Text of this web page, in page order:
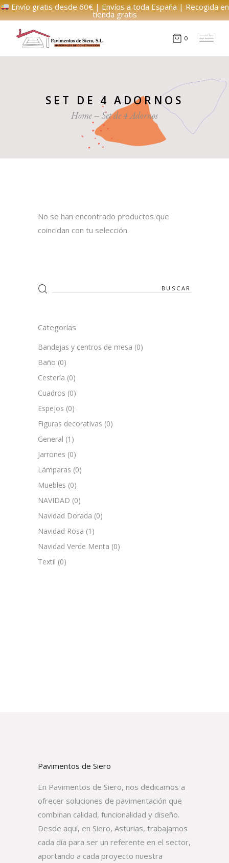
Envío gratis desde 60€ | Envíos a toda España | Recogida en
tienda gratis
0
SET DE 4 ADORNOS
Home Set de 4 Adornos
No se han encontrado productos que
coincidan con tu selección.
Search
for:
Categorías
Bandejas y centros de mesa (0)
Baño (0)
Cestería (0)
Cuadros (0)
Espejos (0)
Figuras decorativas (0)
General (1)
Jarrones (0)
Lámparas (0)
Muebles (0)
NAVIDAD (0)
Navidad Dorada (0)
Navidad Rosa (1)
Navidad Verde Menta (0)
Textil (0)
Pavimentos de Siero
En Pavimentos de Siero, nos dedicamos a
ofrecer soluciones de pavimentación que
combinan calidad, funcionalidad y diseño.
Desde aquí, en Siero, Asturias, trabajamos
cada día para ser un referente en el sector,
aportando a cada proyecto nuestra